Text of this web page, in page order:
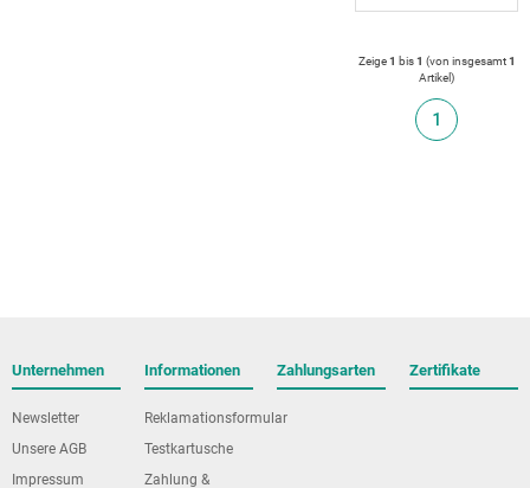
Zeige1 bis1 (von insgesamt1
Artikel)
1
Unternehmen
Newsletter
Unsere AGB
Impressum
Informationen
Reklamationsformular
Testkartusche
Zahlung &
Zahlungsarten Zertifikate